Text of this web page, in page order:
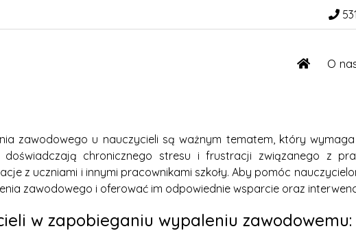
O
zawodowego u nauczycieli są ważnym tematem, który
chronicznego stresu i frustracji związanego z
z uczniami i innymi pracownikami szkoły. Aby pomóc
zawodowego i oferować im odpowiednie wsparcie oraz
w zapobieganiu wypaleniu